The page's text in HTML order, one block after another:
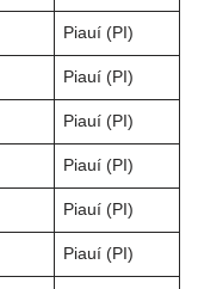
Piauí (PI)
Piauí (PI)
Piauí (PI)
Piauí (PI)
Piauí (PI)
Piauí (PI)